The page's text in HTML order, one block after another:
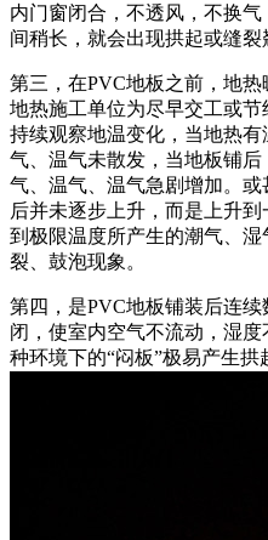
内门窗闭合，不透风，不换
间稍长，就会出现拱起或缝裂
第三，在PVC地板之前，地
地热施工单位为尽早交工或
持续观察地温变化，当地热
气、温气未散发，当地板铺
气、温气、温气急剧增加。
后并未逐步上升，而是上升
到极限温度所产生的潮气、
裂、鼓泡现象。
第四，是PVC地板铺装后连
闭，使室内空气不流动，湿
种环境下的“闷板”极易产生拱